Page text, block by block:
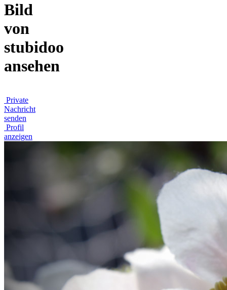
Bild
von
stubidoo
ansehen
Private
Nachricht
senden
Profil
anzeigen